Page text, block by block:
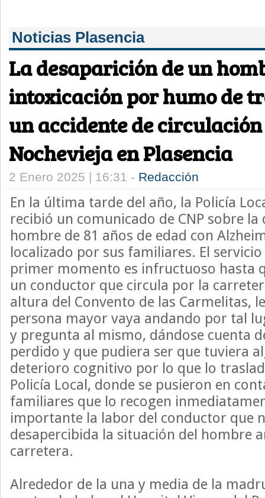
Noticias Plasencia
La desaparición de un
intoxicación por humo de
un accidente de
Nochevieja en Plasencia
2 Enero 2025 | 16:31 - Redacción
En la última tarde del año, la Policía
recibió un comunicado de CNP sobre
hombre de 81 años de edad con
localizado por sus familiares. El
primer momento es infructuoso hasta
un conductor que circula por la
altura del Convento de las Carmelitas,
persona mayor vaya andando por tal
y pregunta al mismo, dándose cuenta
perdido y que pudiera ser que tuviera
deterioro cognitivo por lo que lo
Policía Local, donde se pusieron en
familiares que lo recogen
importante la labor del conductor que
desapercibida la situación del hombre
carretera.
Alrededor de la una y media de la